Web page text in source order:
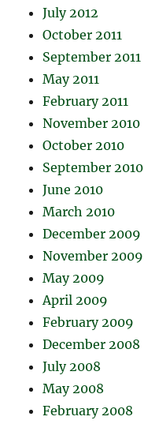
July 2012
October 2011
September 2011
May 2011
February 2011
November 2010
October 2010
September 2010
June 2010
March 2010
December 2009
November 2009
May 2009
April 2009
February 2009
December 2008
July 2008
May 2008
February 2008